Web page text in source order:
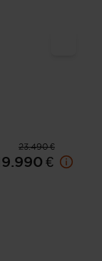
23.490 €
€